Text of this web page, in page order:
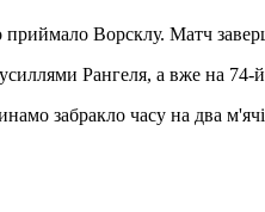
Ворсклу. Матч
Рангеля, а вже на 74-
забракло часу на два